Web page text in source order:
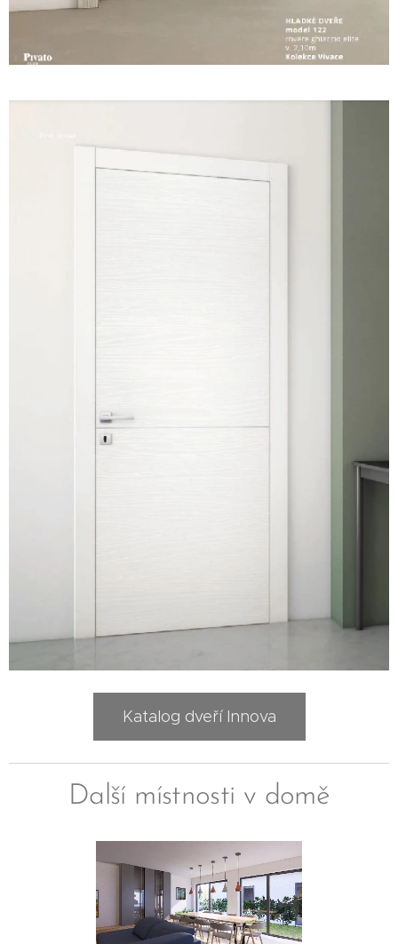
Katalog dveří Innova
Další místnosti v domě